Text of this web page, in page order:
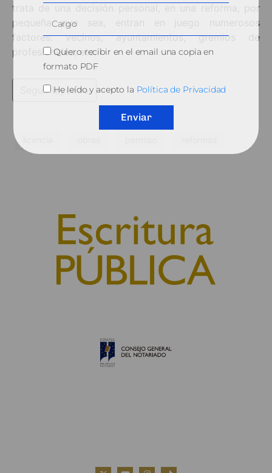
trata de una decisión personal, en una reforma, por
pequeña que sea, entran en juego numerosos
factores: vecinos, ayuntamientos, gremios de
profesionales, etc.
Seguir leyendo
Quiero recibir en el email una copia en
formato PDF
He leído y acepto la Política de Privacidad
Enviar